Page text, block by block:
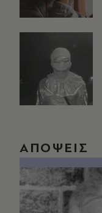
ΑΠΟΨΕΙΣ